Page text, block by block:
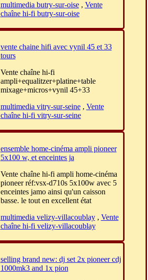
multimedia butry-sur-oise, Vente
chaîne hi-fi butry-sur-oise
vente chaine hifi avec vynil 45 et 33
tours
Vente chaîne hi-fi
ampli+equalitzer+platine+table
mixage+micros+vynil 45+33
multimedia vitry-sur-seine, Vente
chaîne hi-fi vitry-sur-seine
ensemble home-cinéma ampli pioneer
5x100 w, et enceintes ja
Vente chaîne hi-fi ampli home-cinéma
pioneer réf:vsx-d710s 5x100w avec 5
enceintes jamo ainsi qu'un caisson
basse. le tout en excellent état
multimedia velizy-villacoublay, Vente
chaîne hi-fi velizy-villacoublay
selling brand new: dj set 2x pioneer cdj
1000mk3 and 1x pion